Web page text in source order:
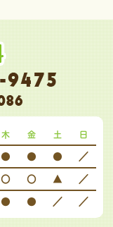
木 金 土 日
● ● ● ／
〇 〇 ▲ ／
● ● ／ ／